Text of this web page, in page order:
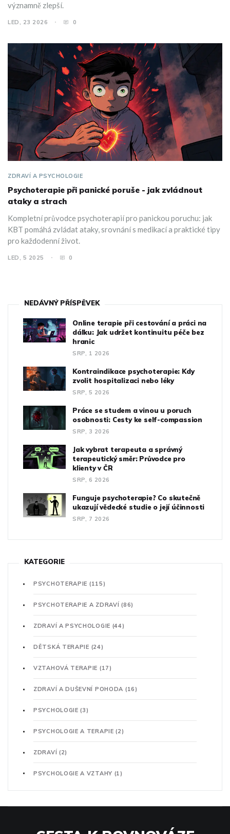
významně zlepší.
LED, 23 2026 0
ZDRAVÍ A PSYCHOLOGIE
Psychoterapie při panické poruše - jak zvládnout
ataky a strach
Kompletní průvodce psychoterapií pro panickou poruchu: jak
KBT pomáhá zvládat ataky, srovnání s medikací a praktické tipy
pro každodenní život.
LED, 5 2025 0
NEDÁVNÝ PŘÍSPĚVEK
Online terapie při cestování a práci na
dálku: Jak udržet kontinuitu péče bez
hranic
SRP, 1 2026
Kontraindikace psychoterapie: Kdy
zvolit hospitalizaci nebo léky
SRP, 5 2026
Práce se studem a vinou u poruch
osobnosti: Cesty ke self-compassion
SRP, 3 2026
Jak vybrat terapeuta a správný
terapeutický směr: Průvodce pro
klienty v ČR
SRP, 6 2026
Funguje psychoterapie? Co skutečně
ukazují vědecké studie o její účinnosti
SRP, 7 2026
KATEGORIE
PSYCHOTERAPIE (115)
PSYCHOTERAPIE A ZDRAVÍ(86)
ZDRAVÍ A PSYCHOLOGIE (44)
DĚTSKÁ TERAPIE (24)
VZTAHOVÁ TERAPIE (17)
ZDRAVÍ A DUŠEVNÍ POHODA (16)
PSYCHOLOGIE(3)
PSYCHOLOGIE A TERAPIE(2)
ZDRAVÍ (2)
PSYCHOLOGIE A VZTAHY (1)